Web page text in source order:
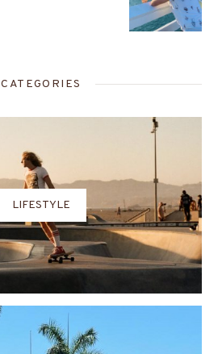
CATEGORIES
LIFESTYLE